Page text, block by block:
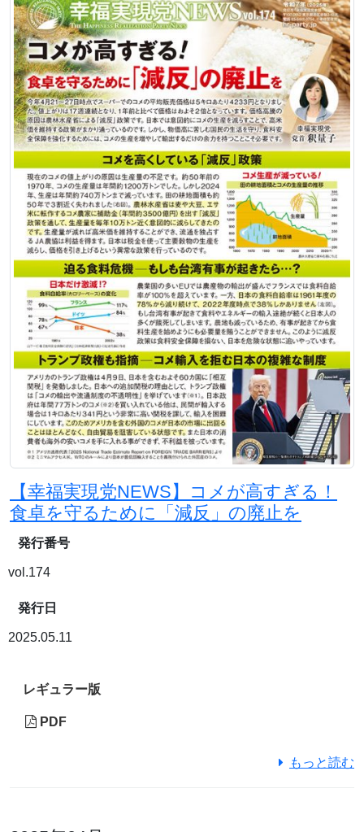
【幸福実現党NEWS】コメが高すぎる！
食卓を守るために「減反」の廃止を
発行番号
vol.174
発行日
2025.05.11
レギュラー版
PDF
もっと読む